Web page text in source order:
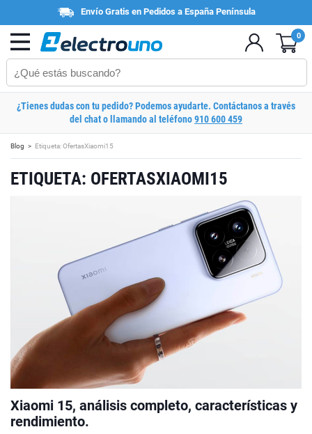
Envío Gratis en Pedidos a España Península
0
¿Tienes dudas con tu pedido? Podemos ayudarte. Contáctanos a través
del chat o llamando al teléfono910 600 459
Blog Etiqueta: OfertasXiaomi15
ETIQUETA: OFERTASXIAOMI15
Xiaomi 15, análisis completo, características y
rendimiento.